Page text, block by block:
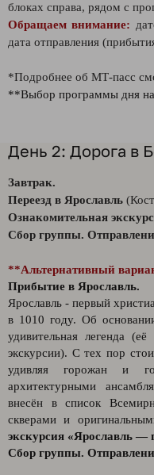
блоках справа, рядом с
Обращаем внимание:
дата отправления
*Подробнее об МТ-пасс
**Выбор программы дня на
День 2: Дорога в
Завтрак.
Переезд в Ярославль
Ознакомительная
Сбор группы.
**Альтернативный
Прибытие в Ярославль.
Ярославль - первый
в 1010 году. Об
удивительная легенда
экскурсии). С тех пор
удивляя горожан и
архитектурными
внесён в список
скверами и
экскурсия «Ярославль —
Сбор группы.